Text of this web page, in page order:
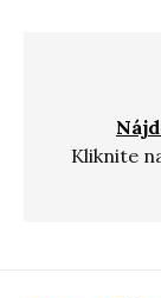
Kliknite